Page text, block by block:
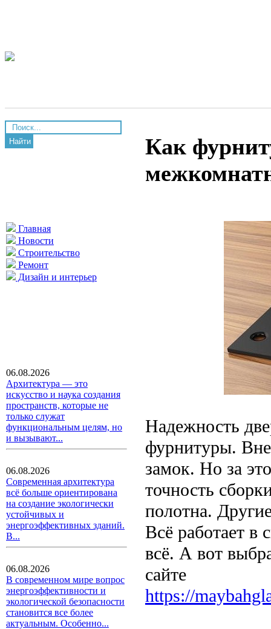
Найти
Главная
Новости
Строительство
Ремонт
Дизайн и интерьер
06.08.2026
Архитектура — это
искусство и наука создания
пространств, которые не
только служат
функциональным целям, но
и вызывают...
06.08.2026
Современная архитектура
всё больше ориентирована
на создание экологически
устойчивых и
энергоэффективных зданий.
В...
06.08.2026
В современном мире вопрос
энергоэффективности и
экологической безопасности
становится все более
актуальным. Особенно...
Как
Надежность
фурнитуры.
замок. Но за
точность
полотна.
Всё работает в
всё. А вот
сайте
https://